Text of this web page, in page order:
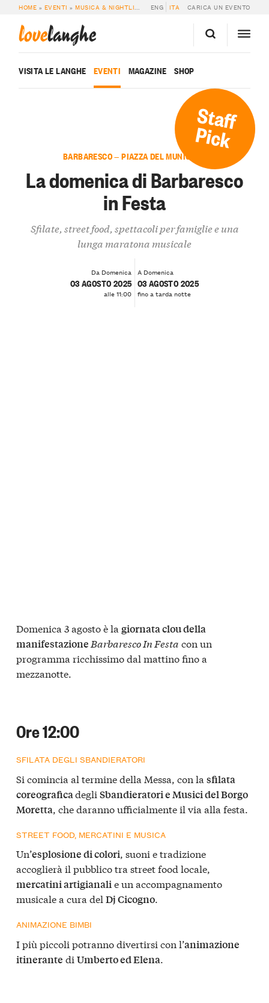
HOME » EVENTI »MUSICA & NIGHTLIFE LA DOMENICA DI BARBARESCO IN
ENG ITA CARICA UN EVENTO
lovelanghe
VISITA LE LANGHE EVENTI MAGAZINE SHOP
Staff
Pick
BARBARESCO — PIAZZA DEL MUNICIPIO
La domenica di Barbaresco
in Festa
Sfilate, street food, spettacoli per famiglie e una
lunga maratona musicale
Da Domenica
03 AGOSTO 2025
alle 11:00
A Domenica
03 AGOSTO 2025
fino a tarda notte
Domenica 3 agosto è la giornata clou della
manifestazioneBarbaresco In Festa con un
programma ricchissimo dal mattino fino a
mezzanotte.
Ore 12:00
SFILATA DEGLI SBANDIERATORI
Si comincia al termine della Messa, con la sfilata
coreograficadegli Sbandieratori e Musici del Borgo
Moretta , che daranno ufficialmente il via alla festa.
STREET FOOD, MERCATINI E MUSICA
Un’esplosione di colori, suoni e tradizione
accoglierà il pubblico tra street food locale,
mercatini artigianalie un accompagnamento
musicale a cura del Dj Cicogno.
ANIMAZIONE BIMBI
I più piccoli potranno divertirsi con l’animazione
itinerante di Umberto ed Elena